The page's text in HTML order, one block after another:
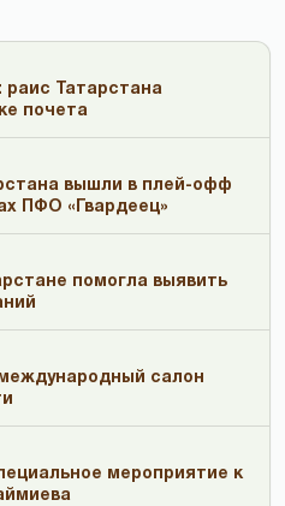
раис Татарстана
почета
вышли в плей-офф
ПФО «Гвардеец»
помогла выявить
салон
мероприятие к